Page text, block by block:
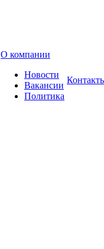
О компании
Новости
Вакансии
Политика